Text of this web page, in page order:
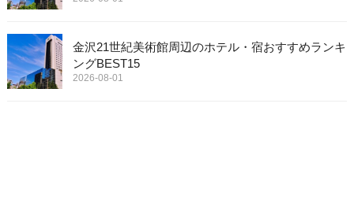
金沢21世紀美術館周辺のホテル・宿おすすめランキ
ングBEST15
2026-08-01